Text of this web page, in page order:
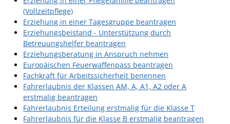
(Vollzeitpflege)
Erziehung in einer Tagesgruppe beantragen
Erziehungsbeistand - Unterstützung durch
Betreuungshelfer beantragen
Erziehungsberatung in Anspruch nehmen
Europäischen Feuerwaffenpass beantragen
Fachkraft für Arbeitssicherheit benennen
Fahrerlaubnis der Klassen AM, A, A1, A2 oder A
erstmalig beantragen
Fahrerlaubnis Erteilung erstmalig für die Klasse T
Fahrerlaubnis für die Klasse B erstmalig beantragen